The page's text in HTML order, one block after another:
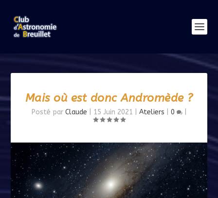
Mais où est donc Andromède ?
Posté par Claude 15 Juin 2021 Ateliers 0 |